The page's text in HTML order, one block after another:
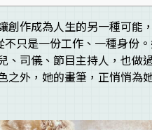
創作成為人生的另一種可能
不只是一份工作、一種身份
、司儀、節目主持人，也做
之外，她的畫筆，正悄悄為